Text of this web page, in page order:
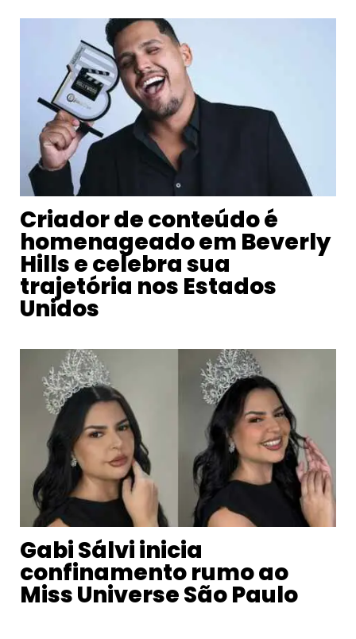
Criador de conteúdo é
homenageado em Beverly
Hills e celebra sua
trajetória nos Estados
Unidos
Gabi Sálvi inicia
confinamento rumo ao
Miss Universe São Paulo